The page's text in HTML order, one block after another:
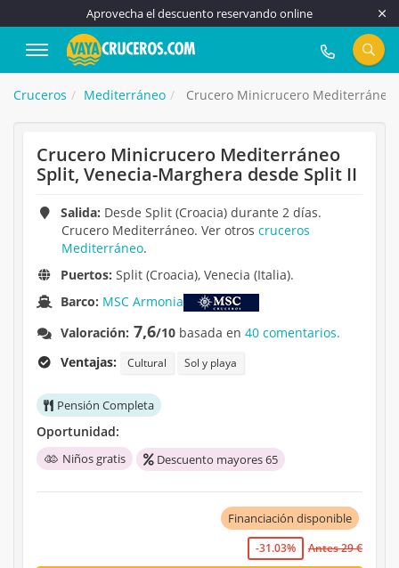
Aprovecha el descuento reservando online
917 815 555
Cruceros Mediterráneo Crucero Minicrucero
Crucero Minicrucero Mediterráneo
Split, Venecia-Marghera desde Split II
Salida: Desde Split (Croacia) durante 2 días.
Crucero Mediterráneo. Ver otros cruceros
Mediterráneo.
Puertos: Split (Croacia), Venecia (Italia).
Barco: MSC Armonia
Valoración: 7,6/10 basada en40 comentarios.
Ventajas:
Cultural Sol y playa
Pensión Completa
Oportunidad:
Niños gratis Descuento mayores 65
Financiación disponible
-31.03% Antes 29 €